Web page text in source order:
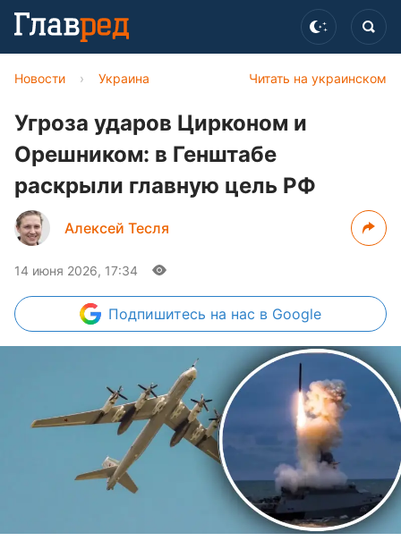
Читать на украинском
Новости › Украина
Угроза ударов Цирконом и
Орешником: в Генштабе
раскрыли главную цель РФ
Алексей Тесля
14 июня 2026, 17:34
Подпишитесь на нас в Google